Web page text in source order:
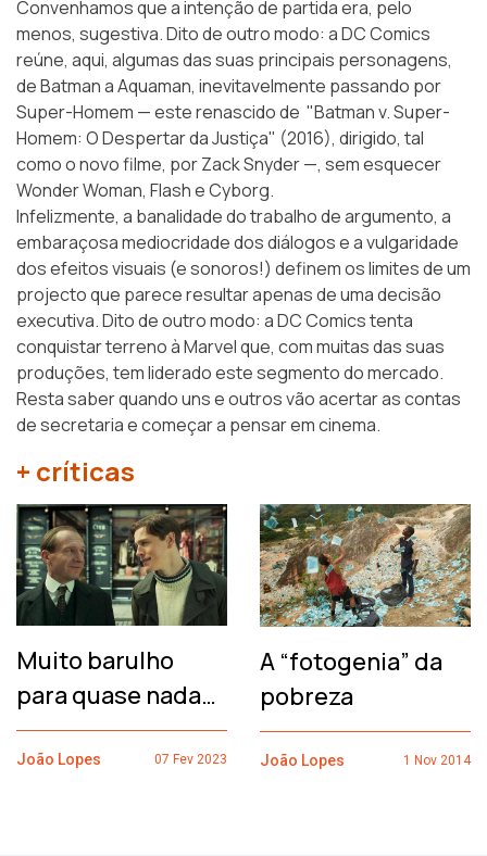
Convenhamos que a intenção de partida era, pelo
menos, sugestiva. Dito de outro modo: a DC Comics
reúne, aqui, algumas das suas principais personagens,
de Batman a Aquaman, inevitavelmente passando por
Super-Homem — este renascido de "Batman v. Super-
Homem: O Despertar da Justiça" (2016), dirigido, tal
como o novo filme, por Zack Snyder —, sem esquecer
Wonder Woman, Flash e Cyborg.
Infelizmente, a banalidade do trabalho de argumento, a
embaraçosa mediocridade dos diálogos e a vulgaridade
dos efeitos visuais (e sonoros!) definem os limites de um
projecto que parece resultar apenas de uma decisão
executiva. Dito de outro modo: a DC Comics tenta
conquistar terreno à Marvel que, com muitas das suas
produções, tem liderado este segmento do mercado.
Resta saber quando uns e outros vão acertar as contas
de secretaria e começar a pensar em cinema.
+ críticas
Muito barulho
para quase nada…
João Lopes 07 Fev 2023
A “fotogenia” da
pobreza
João Lopes 1 Nov 2014